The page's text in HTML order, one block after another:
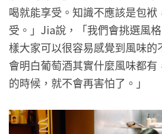
喝就能享受。知識不應該是包
受。」Jia說，「我們會挑選風
樣大家可以很容易感覺到風味
會明白葡萄酒其實什麼風味都
的時候，就不會再害怕了。」